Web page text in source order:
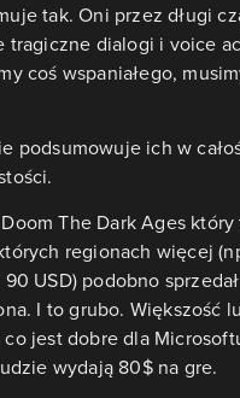
tak. Oni przez długi
tragiczne dialogi i voice
coś wspaniałego,
podsumowuje ich w
The Dark Ages który
regionach więcej
USD) podobno
I to grubo. Większość
co jest dobre dla
wydają 80$ na gre.